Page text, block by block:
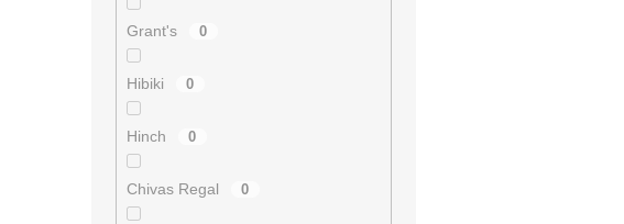
Grant's 0
Hibiki 0
Hinch 0
Chivas Regal 0